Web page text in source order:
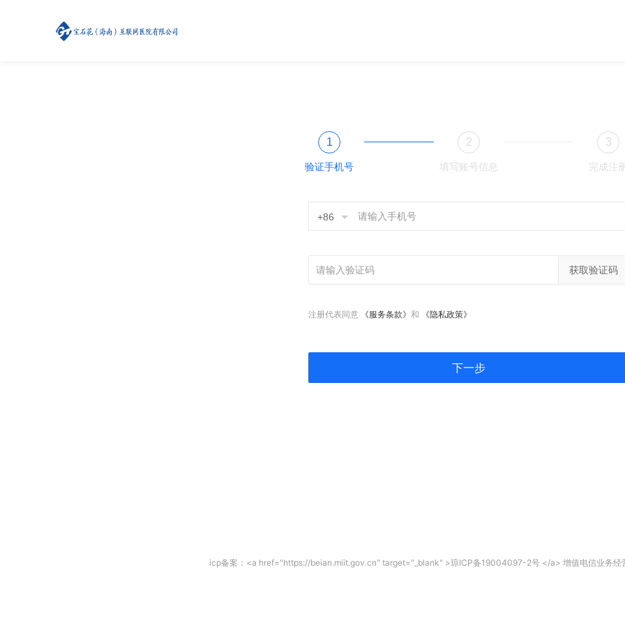
1
验证手机号
2
填写账号信息
3
完成注
+86
获取验证码
注册代表同意 《服务条款》 和 《隐私政策》
下一步
icp备案：<a href="https://beian.miit.gov.cn" target="_blank" >琼ICP备19004097-2号 </a> 增值电信业务经